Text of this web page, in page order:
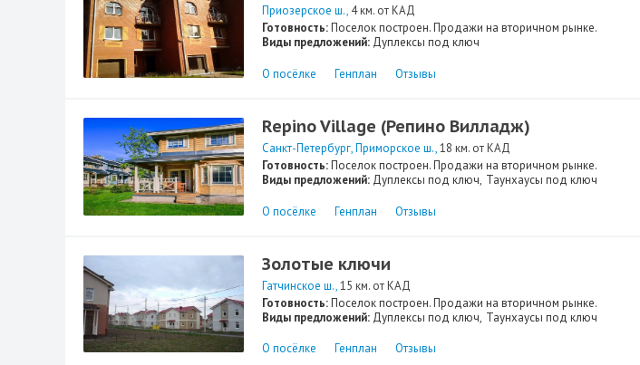
Приозерское ш. 4 км. от КАД
Готовность:Поселок построен. Продажи на вторичном рынке.
Виды предложений: Дуплексы под ключ
О посёлке Генплан Отзывы
Repino Village (Репино Вилладж)
Санкт-Петербург Приморское ш. 18 км. от КАД
Готовность:Поселок построен. Продажи на вторичном рынке.
Виды предложений: Дуплексы под ключ Таунхаусы под ключ
О посёлке Генплан Отзывы
Золотые ключи
Гатчинское ш. 15 км. от КАД
Готовность:Поселок построен. Продажи на вторичном рынке.
Виды предложений: Дуплексы под ключ Таунхаусы под ключ
О посёлке Генплан Отзывы